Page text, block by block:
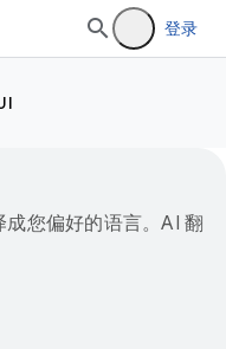
登录
您偏好的语言。AI 翻